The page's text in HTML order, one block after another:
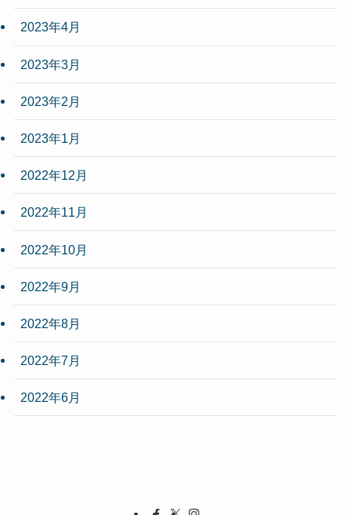
2023年4月
2023年3月
2023年2月
2023年1月
2022年12月
2022年11月
2022年10月
2022年9月
2022年8月
2022年7月
2022年6月